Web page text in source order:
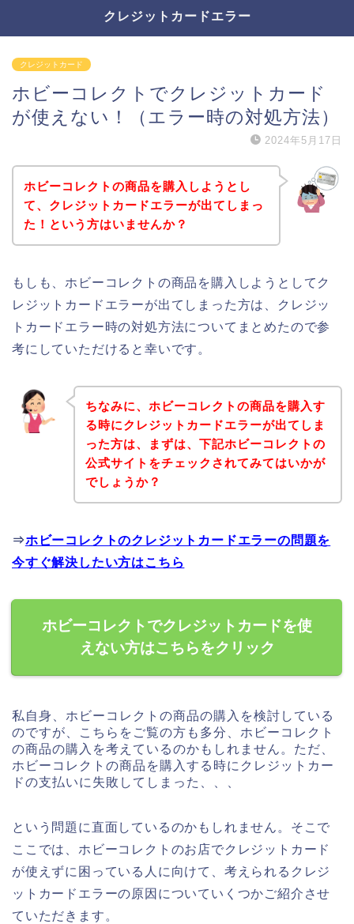
クレジットカードエラー
クレジットカード
ホビーコレクトでクレジットカード
が使えない！（エラー時の対処方法）
2024年5月17日
ホビーコレクトの商品を購入しようとし
て、クレジットカードエラーが出てしまっ
た！という方はいませんか？
もしも、ホビーコレクトの商品を購入しようとしてク
レジットカードエラーが出てしまった方は、クレジッ
トカードエラー時の対処方法についてまとめたので参
考にしていただけると幸いです。
ちなみに、ホビーコレクトの商品を購入す
る時にクレジットカードエラーが出てしま
った方は、まずは、下記ホビーコレクトの
公式サイトをチェックされてみてはいかが
でしょうか？
⇒ホビーコレクトのクレジットカードエラーの問題を
今すぐ解決したい方はこちら
ホビーコレクトでクレジットカードを使
えない方はこちらをクリック
私自身、ホビーコレクトの商品の購入を検討している
のですが、こちらをご覧の方も多分、ホビーコレクト
の商品の購入を考えているのかもしれません。ただ、
ホビーコレクトの商品を購入する時にクレジットカー
ドの支払いに失敗してしまった、、、
という問題に直面しているのかもしれません。そこで
ここでは、ホビーコレクトのお店でクレジットカード
が使えずに困っている人に向けて、考えられるクレジ
ットカードエラーの原因についていくつかご紹介させ
ていただきます。